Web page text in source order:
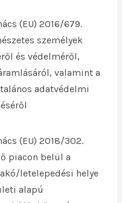
(EU) 2016/679.
személyek
és védelméről,
valamint a
adatvédelmi
(EU) 2018/302.
piacon belül a
letelepedési helye
alapú